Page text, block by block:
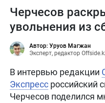
Черчесов
увольнения из
Автор: Уруов Магжан
Эксперт, редактор
В интервью редакции
Экспресс российский
Черчесов поделился